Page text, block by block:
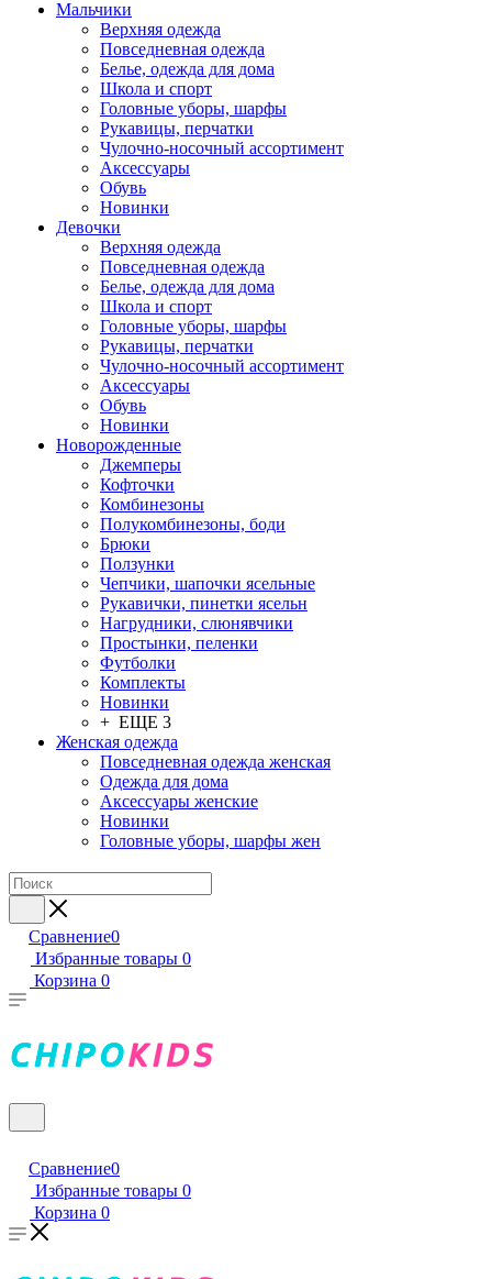
Мальчики
Верхняя одежда
Повседневная одежда
Белье, одежда для дома
Школа и спорт
Головные уборы, шарфы
Рукавицы, перчатки
Чулочно-носочный ассортимент
Аксессуары
Обувь
Новинки
Девочки
Верхняя одежда
Повседневная одежда
Белье, одежда для дома
Школа и спорт
Головные уборы, шарфы
Рукавицы, перчатки
Чулочно-носочный ассортимент
Аксессуары
Обувь
Новинки
Новорожденные
Джемперы
Кофточки
Комбинезоны
Полукомбинезоны, боди
Брюки
Ползунки
Чепчики, шапочки ясельные
Рукавички, пинетки ясельн
Нагрудники, слюнявчики
Простынки, пеленки
Футболки
Комплекты
Новинки
+ ЕЩЕ 3
Женская одежда
Повседневная одежда женская
Одежда для дома
Аксессуары женские
Новинки
Головные уборы, шарфы жен
Сравнение0
Избранные товары 0
Корзина 0
Сравнение0
Избранные товары 0
Корзина 0